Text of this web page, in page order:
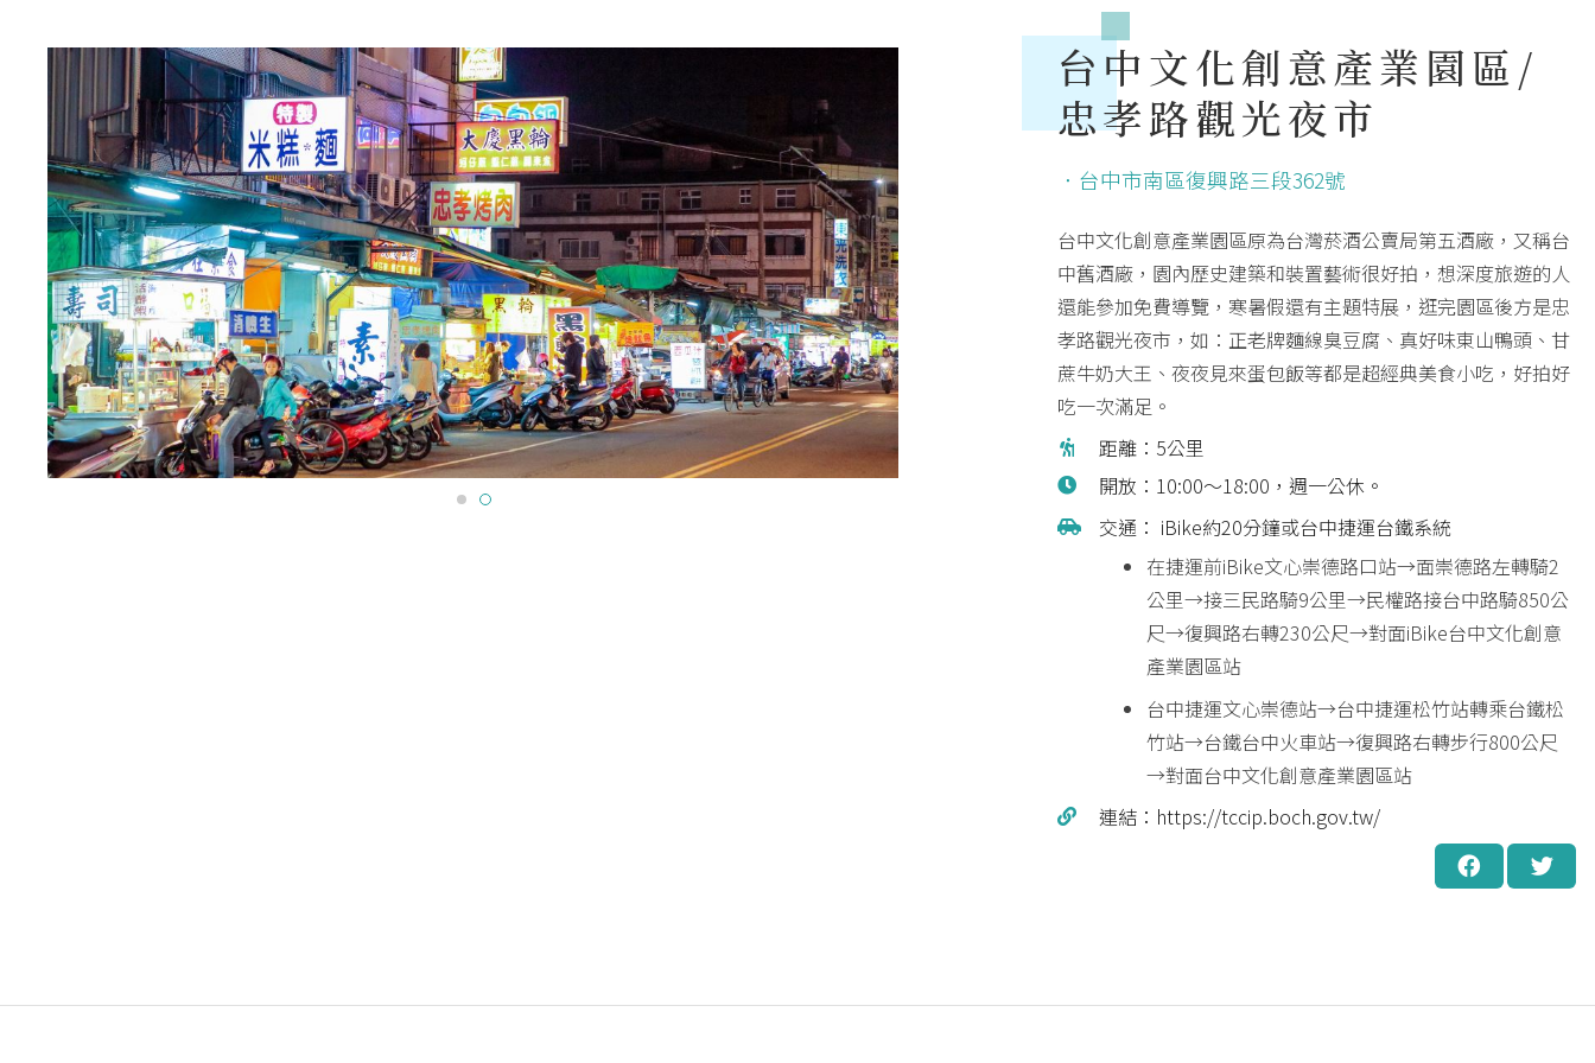
台中文化創意產業園區/
忠孝路觀光夜市
．台中市南區復興路三段362號
台中文化創意產業園區原為台灣菸酒公賣局第五酒廠，又稱台
中舊酒廠，園內歷史建築和裝置藝術很好拍，想深度旅遊的人
還能參加免費導覽，寒暑假還有主題特展，逛完園區後方是忠
孝路觀光夜市，如：正老牌麵線臭豆腐、真好味東山鴨頭、甘
蔗牛奶大王、夜夜見來蛋包飯等都是超經典美食小吃，好拍好
吃一次滿足。
距離：5公里
開放：10:00～18:00，週一公休。
交通： iBike約20分鐘或台中捷運台鐵系統
在捷運前iBike文心崇德路口站→面崇德路左轉騎2
公里→接三民路騎9公里→民權路接台中路騎850公
尺→復興路右轉230公尺→對面iBike台中文化創意
產業園區站
台中捷運文心崇德站→台中捷運松竹站轉乘台鐵松
竹站→台鐵台中火車站→復興路右轉步行800公尺
→對面台中文化創意產業園區站
連結：https://tccip.boch.gov.tw/